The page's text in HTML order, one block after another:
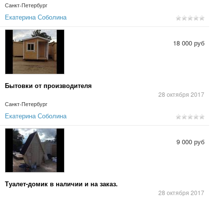
Санкт-Петербург
Екатерина Соболина
Бытовки от производителя
28 октября 2017
Санкт-Петербург
18 000 руб
Екатерина Соболина
Туалет-домик в наличии и на заказ.
28 октября 2017
9 000 руб